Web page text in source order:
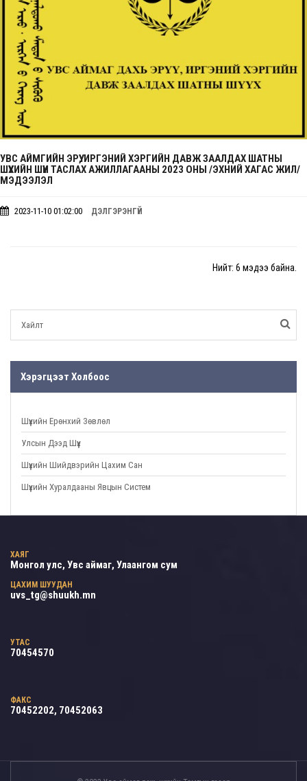
УВС АЙМГИЙН ЭРҮҮ, ИРГЭНИЙ ХЭРГИЙН ДАВЖ ЗААЛДАХ ШАТНЫ
ШҮҮХИЙН ШҮҮН ТАСЛАХ АЖИЛЛАГААНЫ 2023 ОНЫ /ЭХНИЙ ХАГАС ЖИЛ/
МЭДЭЭЛЭЛ
2023-11-10 01:02:00 ДЭЛГЭРЭНГҮЙ
Нийт: 6 мэдээ байна.
Хэрэгцээт Холбоос
Шүүхийн Ерөнхий Зөвлөл
Улсын Дээд Шүүх
Шүүхийн Шийдвэрийн Цахим Сан
Шүүхийн Хуралдааны Явцын Систем
ХАЯГ
Монгол улс, Увс аймаг, Улаангом сум
ЦАХИМ ШУУДАН
uvs_tg@shuukh.mn
УТАС
70454570
ФАКС
70452202, 70452063